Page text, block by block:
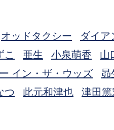
オッドタクシー
ダイア
こ 亜生 小泉萌香
山
イン・ザ・ウッズ
昴
つ 此元和津也
津田